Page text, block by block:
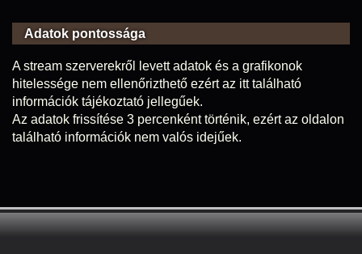
Adatok pontossága
A stream szerverekről levett adatok és a grafikonok
hitelessége nem ellenőrizthető ezért az itt található
információk tájékoztató jellegűek.
Az adatok frissítése 3 percenként történik, ezért az oldalon
található információk nem valós idejűek.